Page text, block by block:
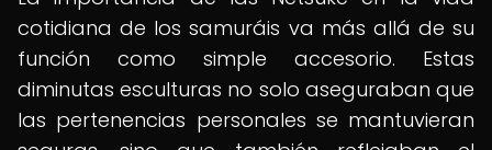
cotidiana de los samuráis va más allá de su
función como simple accesorio. Estas
diminutas esculturas no solo aseguraban que
las pertenencias personales se mantuvieran